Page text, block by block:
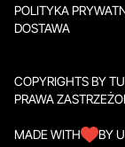
POLITYKA
DOSTAWA
COPYRIGHTS BY
PRAWA
MADE WITH BY